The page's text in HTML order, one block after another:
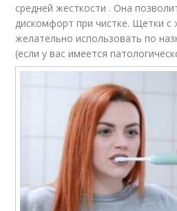
средней жесткости . Она
дискомфорт при чистке. Щетки с
желательно использовать по
(если у вас имеется